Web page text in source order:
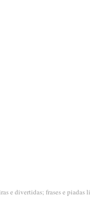
e divertidas; frases e